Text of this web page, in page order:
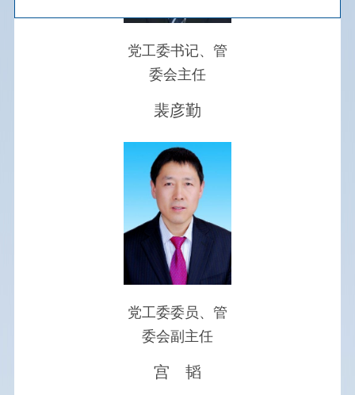
党工委书记、管
委会主任
裴彦勤
党工委委员、管
委会副主任
宫 韬